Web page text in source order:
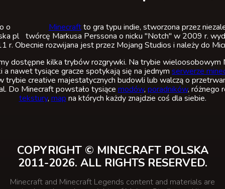
Minecraftto gra typu indie, stworzona przez
twórcę Markusa Perssona o nicku "Notch" w 2009 r.
r. Obecnie rozwijana jest przez Mojang Studios i należy do
dostępne kilka trybów rozgrywki. Na trybie wieloosobowym
a nawet tysiące gracze spotykają się na jednym serwerze
trybie creative majestatycznych budowli lub walczą o
Do Minecraft powstało tysiące modów, poradników, różnego
tekstury, map na których każdy znajdzie coś dla siebie.
COPYRIGHT © MINECRAFT POLSKA
2011-2026. ALL RIGHTS RESERVED.
Minecraft and Minecraft Legends content and materials are